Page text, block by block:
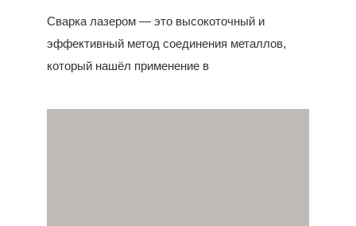
Сварка лазером — это высокоточный и
эффективный метод соединения металлов,
который нашёл применение в